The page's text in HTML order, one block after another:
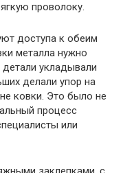
проволоку.
доступа к обеим
металла нужно
укладывали
делали упор на
ковки. Это было не
процесс
или